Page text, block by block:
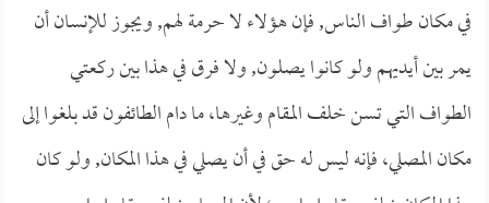
في مكان طواف الناس, فإن هؤلاء لا حرمة لهم, ويجوز للإنسان أن
يمر بين أيديهم ولو كانوا يصلون, ولا فرق في هذا بين ركعتي
الطواف التي تسن خلف المقام وغيرها، ما دام الطائفون قد بلغوا إلى
مكان المصلي، فإنه ليس له حق في أن يصلي في هذا المكان, ولو كان